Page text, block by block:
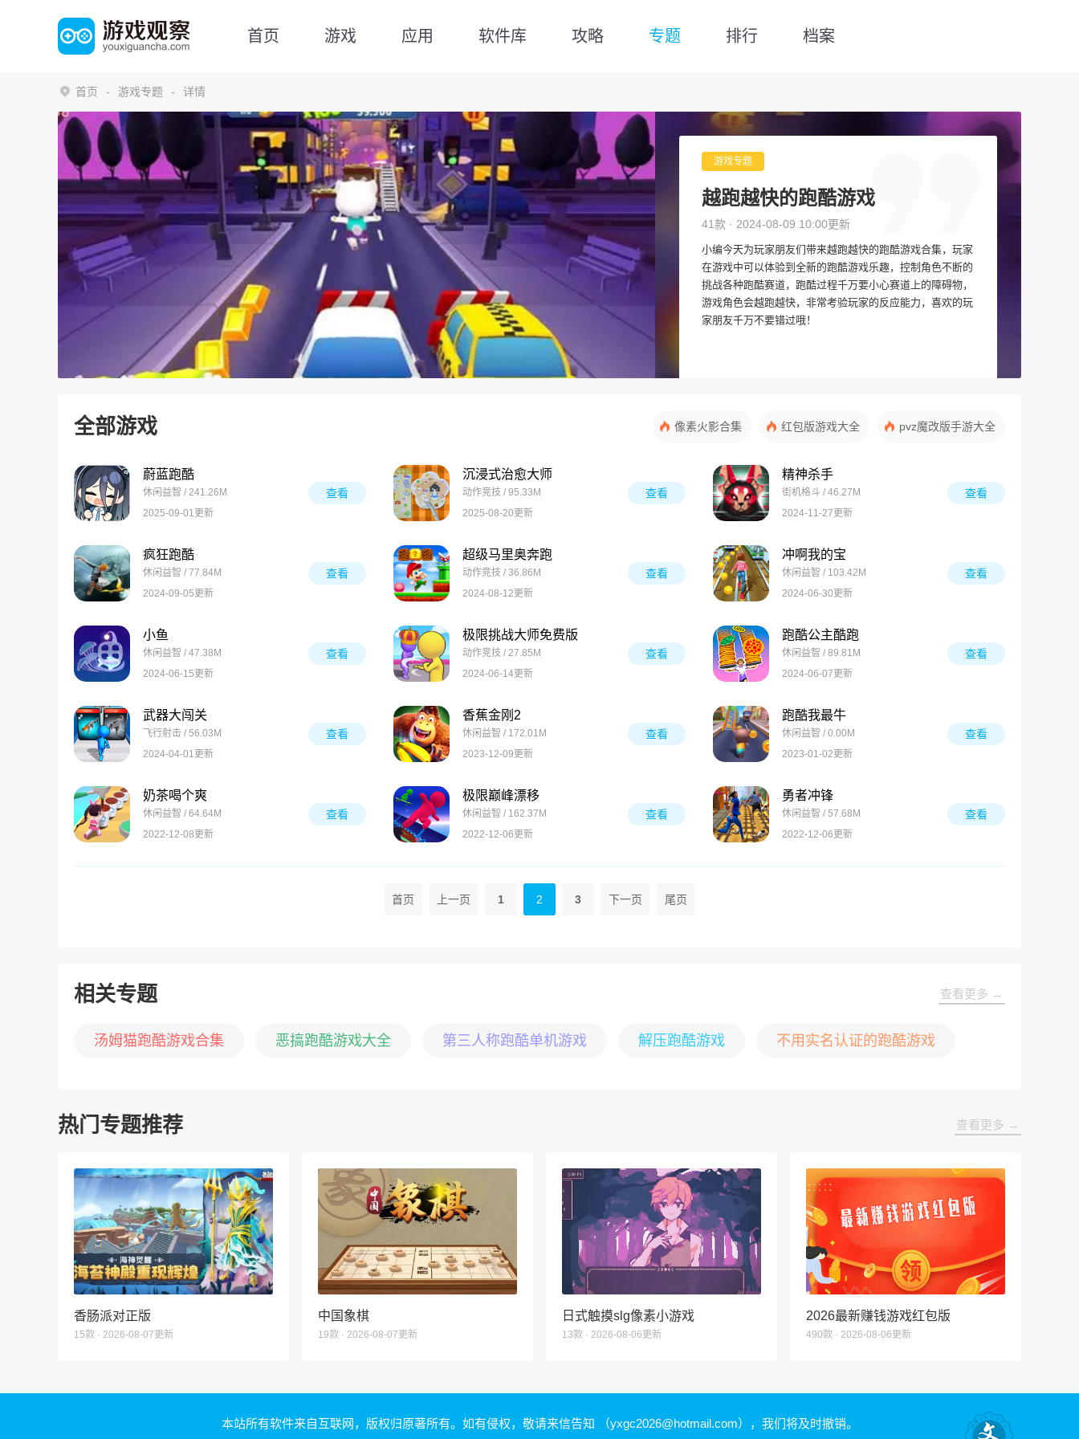
首页 游戏 应用 软件库 攻略 专题 排行 档案
首页 游戏专题 详情
游戏专题
越跑越快的跑酷游戏
41款 · 2024-08-09 10:00更新
小编今天为玩家朋友们带来越跑越快的跑酷游戏合集，玩家
在游戏中可以体验到全新的跑酷游戏乐趣，控制角色不断的
挑战各种跑酷赛道，跑酷过程千万要小心赛道上的障碍物，
游戏角色会越跑越快，非常考验玩家的反应能力，喜欢的玩
家朋友千万不要错过哦！
全部游戏 像素火影合集 红包版游戏大全 pvz魔改版手游大全
蔚蓝跑酷
休闲益智 / 241.26M
2025-09-01更新
查看
沉浸式治愈大师
动作竞技 / 95.33M
2025-08-20更新
查看
精神杀手
街机格斗 / 46.27M
2024-11-27更新
查看
疯狂跑酷
休闲益智 / 77.84M
2024-09-05更新
查看
超级马里奥奔跑
动作竞技 / 36.86M
2024-08-12更新
查看
冲啊我的宝
休闲益智 / 103.42M
2024-06-30更新
查看
小鱼
休闲益智 / 47.38M
2024-06-15更新
查看
极限挑战大师免费版
动作竞技 / 27.85M
2024-06-14更新
查看
跑酷公主酷跑
休闲益智 / 89.81M
2024-06-07更新
查看
武器大闯关
飞行射击 / 56.03M
2024-04-01更新
查看
香蕉金刚2
休闲益智 / 172.01M
2023-12-09更新
查看
跑酷我最牛
休闲益智 / 0.00M
2023-01-02更新
查看
奶茶喝个爽
休闲益智 / 64.64M
2022-12-08更新
查看
极限巅峰漂移
休闲益智 / 162.37M
2022-12-06更新
查看
勇者冲锋
休闲益智 / 57.68M
2022-12-06更新
查看
首页 上一页 1 2 3 下一页 尾页
相关专题 查看更多 →
汤姆猫跑酷游戏合集 恶搞跑酷游戏大全 第三人称跑酷单机游戏 解压跑酷游戏 不用实名认证的跑酷游戏
热门专题推荐 查看更多 →
香肠派对正版
15款 · 2026-08-07更新
中国象棋
19款 · 2026-08-07更新
日式触摸slg像素小游戏
13款 · 2026-08-06更新
2026最新赚钱游戏红包版
490款 · 2026-08-06更新
本站所有软件来自互联网，版权归原著所有。如有侵权，敬请来信告知 （yxgc2026@hotmail.com） ，我们将及时撤销。